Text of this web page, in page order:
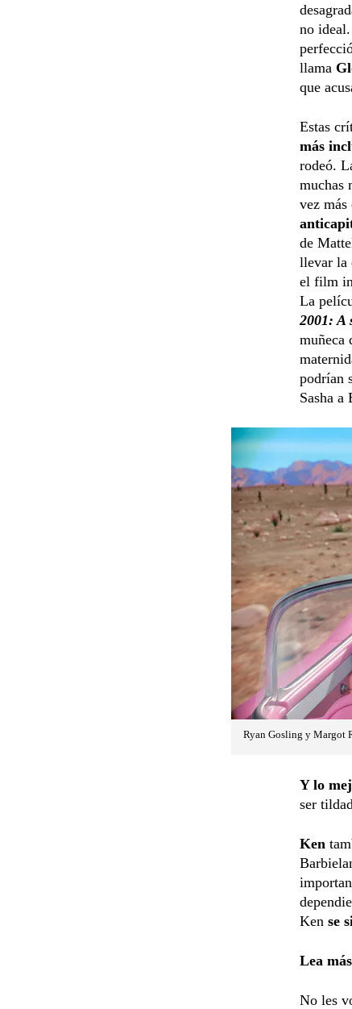
no ideal.
llama
que
Estas
más
rodeó.
muchas
vez más
de
llevar la
el film
La
2001: A
muñeca
podrían
Sasha a
Ryan Gosling y Margot
Y lo
ser
Ken
Ken se
Lea
No les